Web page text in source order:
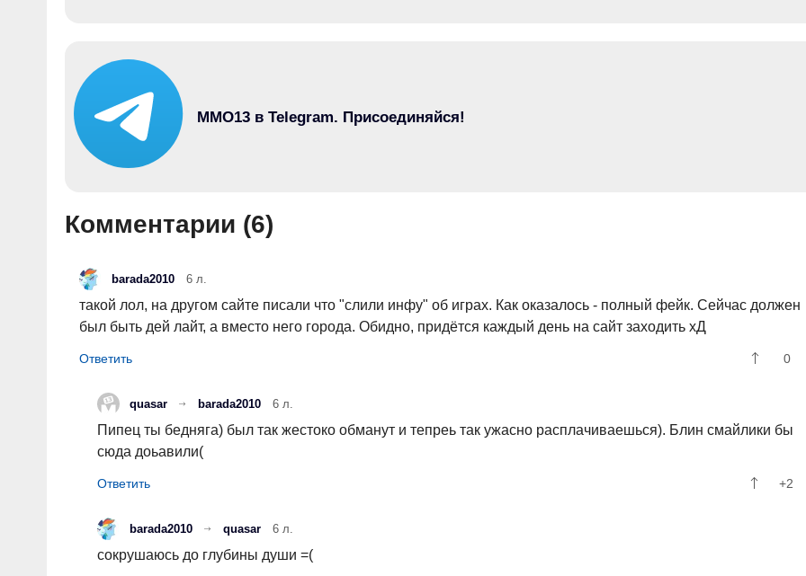
MMO13 в Telegram. Присоединяйся!
Комментарии (6)
barada2010 6 л.
такой лол, на другом сайте писали что "слили инфу" об играх. Как оказалось - полный фейк. Сейчас должен
был быть дей лайт, а вместо него города. Обидно, придётся каждый день на сайт заходить хД
0
quasar barada2010 6 л.
Пипец ты бедняга) был так жестоко обманут и тепреь так ужасно расплачиваешься). Блин смайлики бы
сюда доьавили(
+2
barada2010 quasar 6 л.
сокрушаюсь до глубины души =(